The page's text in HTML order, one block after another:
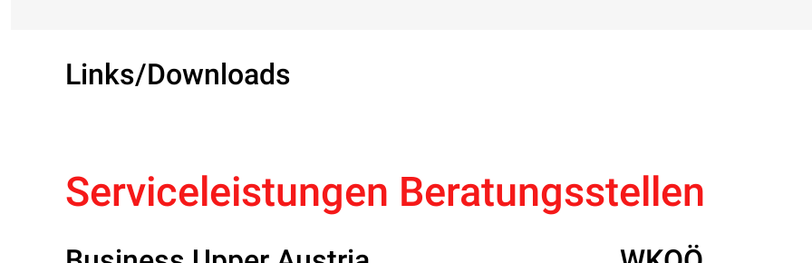
Links/Downloads
Serviceleistungen Beratungsstellen